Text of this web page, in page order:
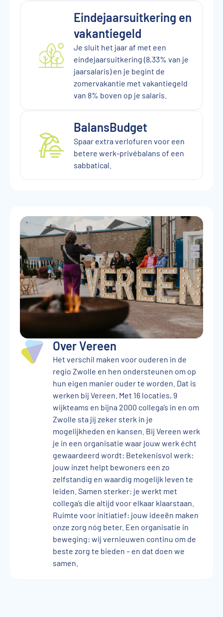
Eindejaarsuitkering en
vakantiegeld
Je sluit het jaar af met een
eindejaarsuitkering (8,33% van je
jaarsalaris) en je begint de
zomervakantie met vakantiegeld
van 8% boven op je salaris.
BalansBudget
Spaar extra verlofuren voor een
betere werk-privébalans of een
sabbatical.
Over Vereen
Het verschil maken voor ouderen in de
regio Zwolle en hen ondersteunen om op
hun eigen manier ouder te worden. Dat is
werken bij Vereen. Met 16 locaties, 9
wijkteams en bijna 2000 collega’s in en om
Zwolle sta jij zeker sterk in je
mogelijkheden en kansen. Bij Vereen werk
je in een organisatie waar jouw werk écht
gewaardeerd wordt: Betekenisvol werk:
jouw inzet helpt bewoners een zo
zelfstandig en waardig mogelijk leven te
leiden. Samen sterker: je werkt met
collega’s die altijd voor elkaar klaarstaan.
Ruimte voor initiatief: jouw ideeën maken
onze zorg nóg beter. Een organisatie in
beweging: wij vernieuwen continu om de
beste zorg te bieden – en dat doen we
samen.